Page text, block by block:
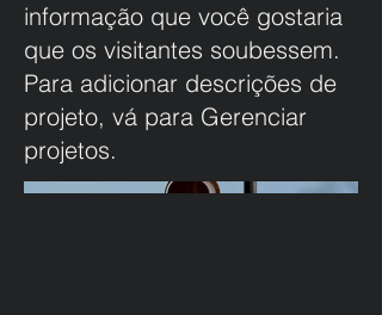
informação que você gostaria
que os visitantes soubessem.
Para adicionar descrições de
projeto, vá para Gerenciar
projetos.